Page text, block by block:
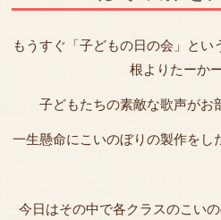
もうすぐ「子どもの日の会」とい
根よりたーか
子どもたちの素敵な歌声がお
一生懸命にこいのぼりの製作を
今日はその中で各クラスのこい